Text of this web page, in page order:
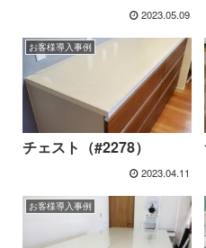
2023.05.09
お客様導入事例
チェスト（#2278）
2023.04.11
お客様導入事例